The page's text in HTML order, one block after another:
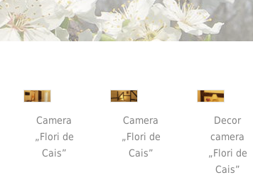
Camera
„Flori de
Cais”
Camera
„Flori de
Cais”
Decor
camera
„Flori de
Cais”